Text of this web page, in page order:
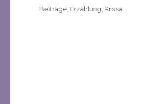
Veröffentlicht
Kategorien
Beiträge Erzählung Prosa